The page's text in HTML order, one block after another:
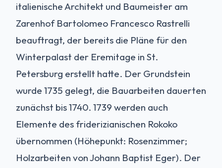
italienische Architekt und Baumeister am
Zarenhof Bartolomeo Francesco Rastrelli
beauftragt, der bereits die Pläne für den
Winterpalast der Eremitage in St.
Petersburg erstellt hatte. Der Grundstein
wurde 1735 gelegt, die Bauarbeiten dauerten
zunächst bis 1740. 1739 werden auch
Elemente des friderizianischen Rokoko
übernommen (Höhepunkt: Rosenzimmer;
Holzarbeiten von Johann Baptist Eger). Der